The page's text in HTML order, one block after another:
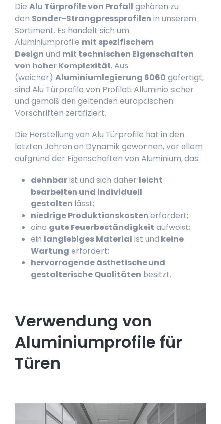
Die Alu Türprofile von Profall gehören zu
den Sonder-Strangpressprofilen in unserem
Sortiment. Es handelt sich um
Aluminiumprofile mit spezifischem
Design und mit technischen Eigenschaften
von hoher Komplexität. Aus
(weicher) Aluminiumlegierung 6060 gefertigt,
sind Alu Türprofile von Profilati Alluminio sicher
und gemäß den geltenden europäischen
Vorschriften zertifiziert.
Die Herstellung von Alu Türprofile hat in den
letzten Jahren an Dynamik gewonnen, vor allem
aufgrund der Eigenschaften von Aluminium, das:
dehnbarist und sich daher leicht
bearbeiten und individuell
gestalten lässt;
niedrige Produktionskosten erfordert;
eine gute Feuerbeständigkeit aufweist;
ein langlebiges Material ist und keine
Wartung erfordert;
hervorragende ästhetische und
gestalterische Qualitäten besitzt.
Verwendung von
Aluminiumprofile für
Türen